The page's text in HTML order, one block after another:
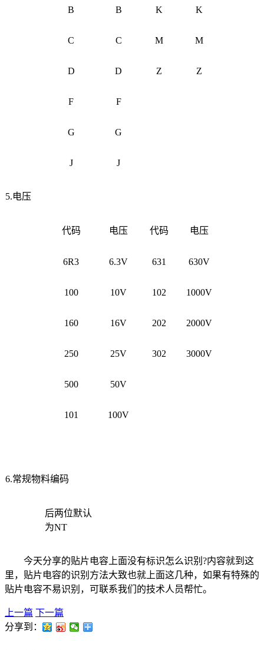
B B K K
C C M M
D D Z Z
F F
G G
J J
5.电压
代码 电压 代码 电压
6R3 6.3V 631 630V
100 10V 102 1000V
160 16V 202 2000V
250 25V 302 3000V
500 50V
101 100V
6.常规物料编码
后两位默认
为NT
今天分享的贴片电容上面没有标识怎么识别?内容就到这
里，贴片电容的识别方法大致也就上面这几种，如果有特殊的
贴片电容不易识别，可联系我们的技术人员帮忙。
上一篇 下一篇
分享到：